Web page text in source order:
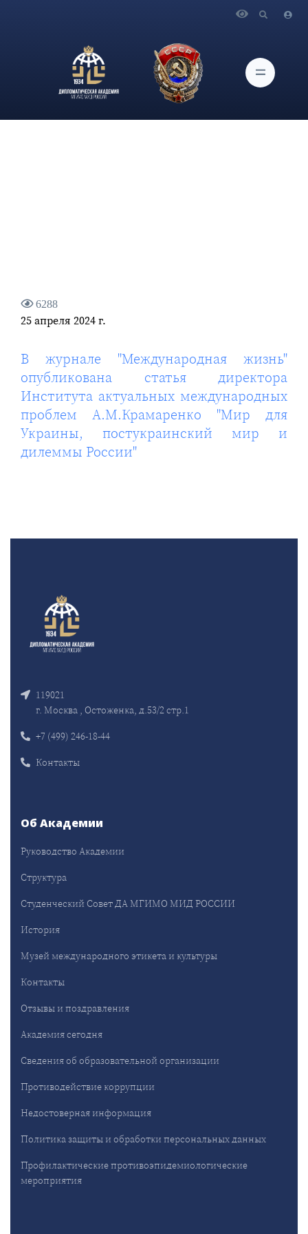
директора Института актуальных международных проблем
А.М.Крамаренко "Мир для Украины, постукраинский мир и
дилеммы России"
6288
25 апреля 2024 г.
В журнале "Международная жизнь"
опубликована статья директора
Института актуальных международных
проблем А.М.Крамаренко "Мир для
Украины, постукраинский мир и
дилеммы России"
119021
г. Москва , Остоженка, д.53/2 стр.1
+7 (499) 246-18-44
Контакты
Об Академии
Руководство Академии
Структура
Студенческий Совет ДА МГИМО МИД РОССИИ
История
Музей международного этикета и культуры
Контакты
Отзывы и поздравления
Академия сегодня
Сведения об образовательной организации
Противодействие коррупции
Недостоверная информация
Политика защиты и обработки персональных данных
Профилактические противоэпидемиологические
мероприятия